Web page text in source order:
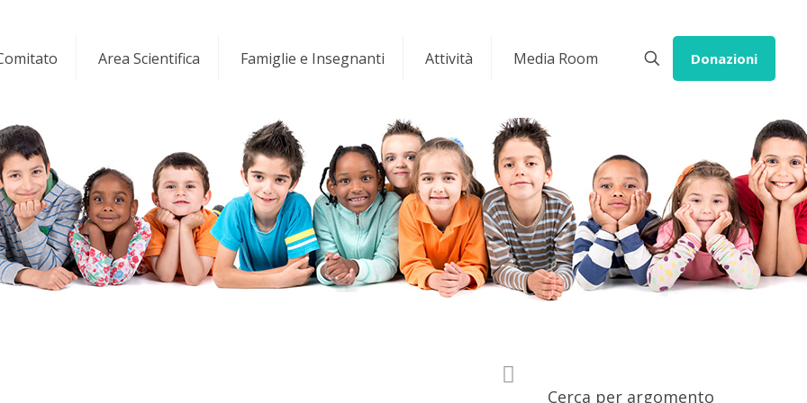
Area Scientifica Famiglie e Insegnanti Attività Media Room Donazioni
Cerca per argomento